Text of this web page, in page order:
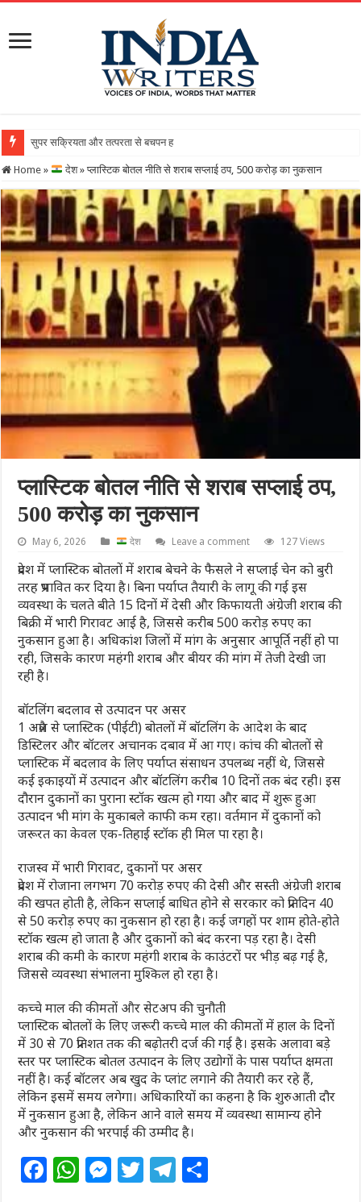
सुपर सक्रियता और तत्परता से बचपन हुआ सुरक्षित, राज्य बाल अधिकार संर
Home » देश » प्लास्टिक बोतल नीति से शराब सप्लाई ठप, 500 करोड़ का नुकसान
प्लास्टिक बोतल नीति से शराब सप्लाई ठप,
500 करोड़ का नुकसान
May 6, 2026 देश Leave a comment 127 Views
प्रदेश में प्लास्टिक बोतलों में शराब बेचने के फैसले ने सप्लाई चेन को बुरी
तरह प्रभावित कर दिया है। बिना पर्याप्त तैयारी के लागू की गई इस
व्यवस्था के चलते बीते 15 दिनों में देसी और किफायती अंग्रेजी शराब की
बिक्री में भारी गिरावट आई है, जिससे करीब 500 करोड़ रुपए का
नुकसान हुआ है। अधिकांश जिलों में मांग के अनुसार आपूर्ति नहीं हो पा
रही, जिसके कारण महंगी शराब और बीयर की मांग में तेजी देखी जा
रही है।
बॉटलिंग बदलाव से उत्पादन पर असर
1 अप्रैल से प्लास्टिक (पीईटी) बोतलों में बॉटलिंग के आदेश के बाद
डिस्टिलर और बॉटलर अचानक दबाव में आ गए। कांच की बोतलों से
प्लास्टिक में बदलाव के लिए पर्याप्त संसाधन उपलब्ध नहीं थे, जिससे
कई इकाइयों में उत्पादन और बॉटलिंग करीब 10 दिनों तक बंद रही। इस
दौरान दुकानों का पुराना स्टॉक खत्म हो गया और बाद में शुरू हुआ
उत्पादन भी मांग के मुकाबले काफी कम रहा। वर्तमान में दुकानों को
जरूरत का केवल एक-तिहाई स्टॉक ही मिल पा रहा है।
राजस्व में भारी गिरावट, दुकानों पर असर
प्रदेश में रोजाना लगभग 70 करोड़ रुपए की देसी और सस्ती अंग्रेजी शराब
की खपत होती है, लेकिन सप्लाई बाधित होने से सरकार को प्रतिदिन 40
से 50 करोड़ रुपए का नुकसान हो रहा है। कई जगहों पर शाम होते-होते
स्टॉक खत्म हो जाता है और दुकानों को बंद करना पड़ रहा है। देसी
शराब की कमी के कारण महंगी शराब के काउंटरों पर भीड़ बढ़ गई है,
जिससे व्यवस्था संभालना मुश्किल हो रहा है।
कच्चे माल की कीमतों और सेटअप की चुनौती
प्लास्टिक बोतलों के लिए जरूरी कच्चे माल की कीमतों में हाल के दिनों
में 30 से 70 प्रतिशत तक की बढ़ोतरी दर्ज की गई है। इसके अलावा बड़े
स्तर पर प्लास्टिक बोतल उत्पादन के लिए उद्योगों के पास पर्याप्त क्षमता
नहीं है। कई बॉटलर अब खुद के प्लांट लगाने की तैयारी कर रहे हैं,
लेकिन इसमें समय लगेगा। अधिकारियों का कहना है कि शुरुआती दौर
में नुकसान हुआ है, लेकिन आने वाले समय में व्यवस्था सामान्य होने
और नुकसान की भरपाई की उम्मीद है।
F W M T T